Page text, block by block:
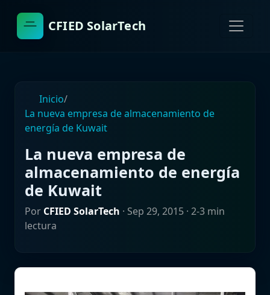
CFIED SolarTech
Inicio/
La nueva empresa de almacenamiento de
energía de Kuwait
La nueva empresa de
almacenamiento de energía
de Kuwait
Por CFIED SolarTech · Sep 29, 2015 · 2-3 min
lectura